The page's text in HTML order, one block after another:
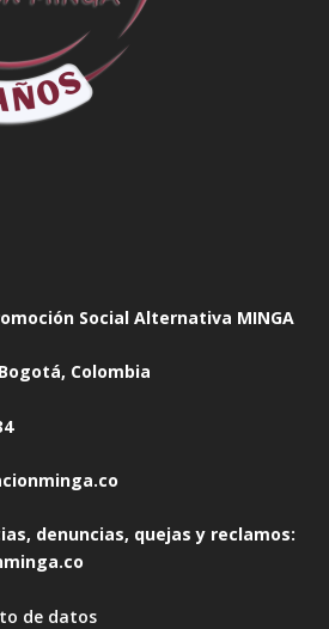
Social Alternativa MINGA
Colombia
denuncias, quejas y reclamos:
de datos